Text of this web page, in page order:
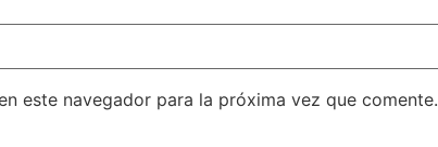
este navegador para la próxima vez que comente.